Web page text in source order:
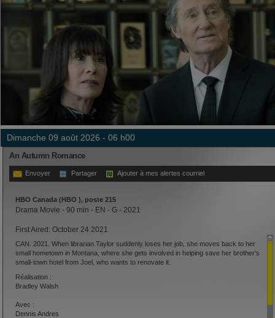
dimanche 09 août 2026 - 06 h00
An Autumn Romance
Envoyer Partager Ajouter à mes alertes courriel
HBO Canada (HBO ), poste 215
Drama Movie - 90 min - EN - G - 2021
First Aired: October 24 2021
CAN. 2021. When librarian Taylor suddenly loses her job, she moves back to her
small hometown in Montana, where she gets involved in helping save her brother's
small-town hotel from Joel, who wants to renovate it.
Réalisation :
Bradley Walsh
Avec :
Dennis Andres